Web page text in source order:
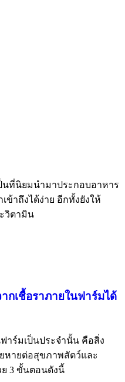
นที่นิยมนำมาประกอบอาหาร
ข้าถึงได้ง่าย อีกทั้งยังให้
วิตามิน
กเชื้อราภายในฟาร์มได้
าร์มเป็นประจำนั้น คือสิ่ง
หายต่อสุขภาพสัตว์และ
ย 3 ขั้นตอนดังนี้